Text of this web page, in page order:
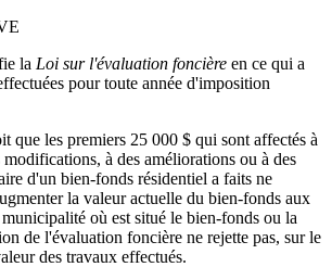
la Loi sur l'évaluation foncière en ce qui a
pour toute année d'imposition
que les premiers 25 000 $ qui sont affectés à
modifications, à des améliorations ou à des
d'un bien-fonds résidentiel a faits ne
la valeur actuelle du bien-fonds aux
où est situé le bien-fonds ou la
de l'évaluation foncière ne rejette pas, sur le
des travaux effectués.